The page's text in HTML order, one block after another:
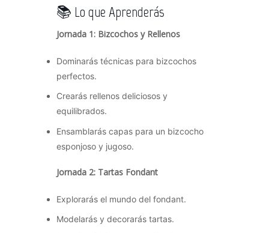
📚 Lo que Aprenderás
Jornada 1: Bizcochos y Rellenos
Dominarás técnicas para bizcochos
perfectos.
Crearás rellenos deliciosos y
equilibrados.
Ensamblarás capas para un bizcocho
esponjoso y jugoso.
Jornada 2: Tartas Fondant
Explorarás el mundo del fondant.
Modelarás y decorarás tartas.